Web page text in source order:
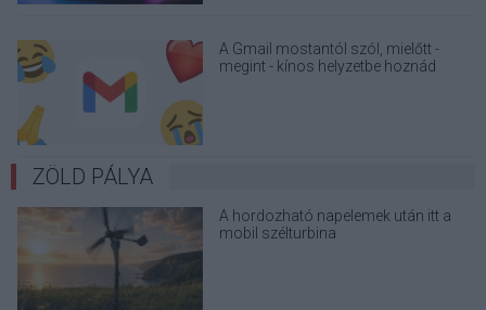
A Gmail mostantól szól, mielőtt -
megint - kínos helyzetbe hoznád
ZÖLD PÁLYA
A hordozható napelemek után itt a
mobil szélturbina